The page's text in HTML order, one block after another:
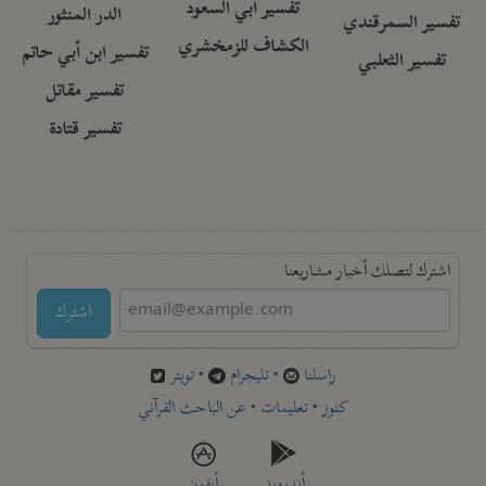
تفسير السمرقندي
تفسير الثعلبي
تفسير أبي السعود
الكشاف للزمخشري
الدر المنثور
تفسير ابن أبي حاتم
تفسير مقاتل
تفسير قتادة
اشترك لتصلك أخبار مشاريعنا
اشترك
راسلنا •تليجرام •تويتر
كنوز•تعليمات •عن الباحث القرآني